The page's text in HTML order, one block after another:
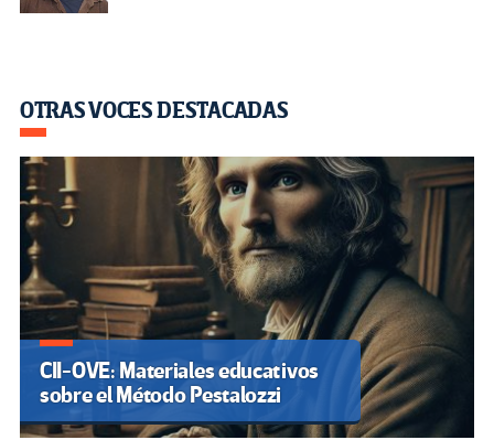
OTRAS VOCES DESTACADAS
CII-OVE: Materiales educativos
sobre el Método Pestalozzi